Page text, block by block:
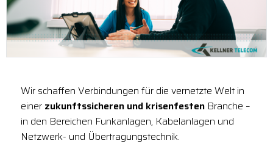
Wir schaffen Verbindungen für die vernetzte Welt in
einer zukunftssicheren und krisenfesten Branche –
in den Bereichen Funkanlagen, Kabelanlagen und
Netzwerk- und Übertragungstechnik.